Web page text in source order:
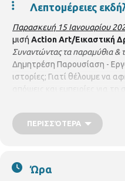
Λεπτομέρειες
Παρασκευή 15 Ιανουαρίου
μισή Action Art/Εικαστική
Συναντώντας τα παραμύθια &
Δημητρέση Παρουσίαση -
ιστορίες; Γιατί θέλουμε να
απόψεις και εμπειρίες για
δύναμη της φαντασίας και
απαιτείται από τον κάθε
https://forms.gle/
https://authgr.zoom.us/j/
ΠΕΡΙΣΣΌΤΕΡΑ
Ώρα